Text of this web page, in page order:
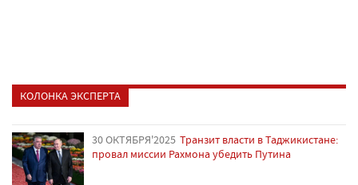
КОЛОНКА ЭКСПЕРТА
30 ОКТЯБРЯ'2025 Транзит власти в Таджикистане:
провал миссии Рахмона убедить Путина